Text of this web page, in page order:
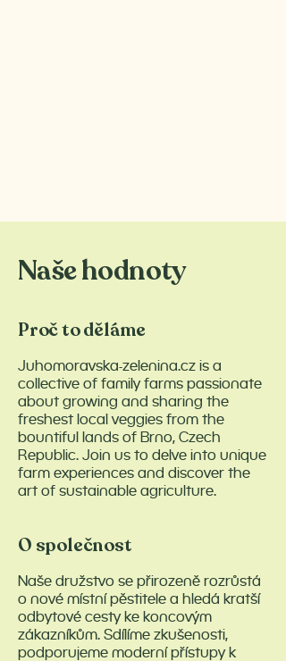
Naše hodnoty
Proč to děláme
Juhomoravska-zelenina.cz is a
collective of family farms passionate
about growing and sharing the
freshest local veggies from the
bountiful lands of Brno, Czech
Republic. Join us to delve into unique
farm experiences and discover the
art of sustainable agriculture.
O společnost
Naše družstvo se přirozeně rozrůstá
o nové místní pěstitele a hledá kratší
odbytové cesty ke koncovým
zákazníkům. Sdílíme zkušenosti,
podporujeme moderní přístupy k